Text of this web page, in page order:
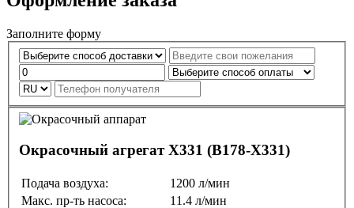
Заполните форму
Окрасочный агрегат X331 (B178-X331)
Подача воздуха:
1200 л/мин
Макс. пр-ть насоса:
11.4 л/мин